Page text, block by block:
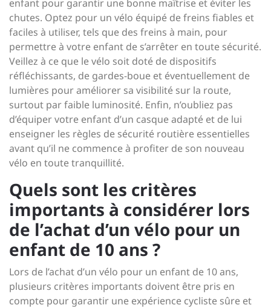
enfant pour garantir une bonne maîtrise et éviter les
chutes. Optez pour un vélo équipé de freins fiables et
faciles à utiliser, tels que des freins à main, pour
permettre à votre enfant de s’arrêter en toute sécurité.
Veillez à ce que le vélo soit doté de dispositifs
réfléchissants, de gardes-boue et éventuellement de
lumières pour améliorer sa visibilité sur la route,
surtout par faible luminosité. Enfin, n’oubliez pas
d’équiper votre enfant d’un casque adapté et de lui
enseigner les règles de sécurité routière essentielles
avant qu’il ne commence à profiter de son nouveau
vélo en toute tranquillité.
Quels sont les critères
importants à considérer lors
de l’achat d’un vélo pour un
enfant de 10 ans ?
Lors de l’achat d’un vélo pour un enfant de 10 ans,
plusieurs critères importants doivent être pris en
compte pour garantir une expérience cycliste sûre et